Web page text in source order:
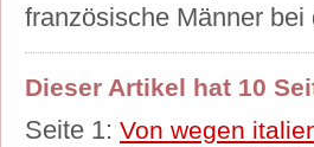
französische Männer
Dieser Artikel hat 10
Seite 1: Von wegen